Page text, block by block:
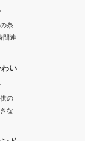
条
間連
い
の
な